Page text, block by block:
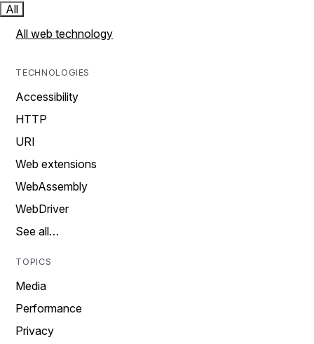
All
All web technology
TECHNOLOGIES
Accessibility
HTTP
URI
Web extensions
WebAssembly
WebDriver
See all…
TOPICS
Media
Performance
Privacy